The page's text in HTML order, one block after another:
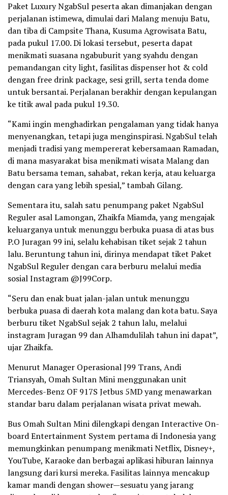
Paket Luxury NgabSul peserta akan dimanjakan dengan
perjalanan istimewa, dimulai dari Malang menuju Batu,
dan tiba di Campsite Thana, Kusuma Agrowisata Batu,
pada pukul 17.00. Di lokasi tersebut, peserta dapat
menikmati suasana ngabuburit yang syahdu dengan
pemandangan city light, fasilitas dispenser hot & cold
dengan free drink package, sesi grill, serta tenda dome
untuk bersantai. Perjalanan berakhir dengan kepulangan
ke titik awal pada pukul 19.30.
“Kami ingin menghadirkan pengalaman yang tidak hanya
menyenangkan, tetapi juga menginspirasi. NgabSul telah
menjadi tradisi yang mempererat kebersamaan Ramadan,
di mana masyarakat bisa menikmati wisata Malang dan
Batu bersama teman, sahabat, rekan kerja, atau keluarga
dengan cara yang lebih spesial,” tambah Gilang.
Sementara itu, salah satu penumpang paket NgabSul
Reguler asal Lamongan, Zhaikfa Miamda, yang mengajak
keluarganya untuk menunggu berbuka puasa di atas bus
P.O Juragan 99 ini, selalu kehabisan tiket sejak 2 tahun
lalu. Beruntung tahun ini, dirinya mendapat tiket Paket
NgabSul Reguler dengan cara berburu melalui media
sosial Instagram @J99Corp.
“Seru dan enak buat jalan-jalan untuk menunggu
berbuka puasa di daerah kota malang dan kota batu. Saya
berburu tiket NgabSul sejak 2 tahun lalu, melalui
instagram Juragan 99 dan Alhamdulilah tahun ini dapat”,
ujar Zhaikfa.
Menurut Manager Operasional J99 Trans, Andi
Triansyah, Omah Sultan Mini menggunakan unit
Mercedes-Benz OF 917S Jetbus 5MD yang menawarkan
standar baru dalam perjalanan wisata privat mewah.
Bus Omah Sultan Mini dilengkapi dengan Interactive On-
board Entertainment System pertama di Indonesia yang
memungkinkan penumpang menikmati Netflix, Disney+,
YouTube, Karaoke dan berbagai aplikasi hiburan lainnya
langsung dari kursi mereka. Fasilitas lainnya mencakup
kamar mandi dengan shower—sesuatu yang jarang